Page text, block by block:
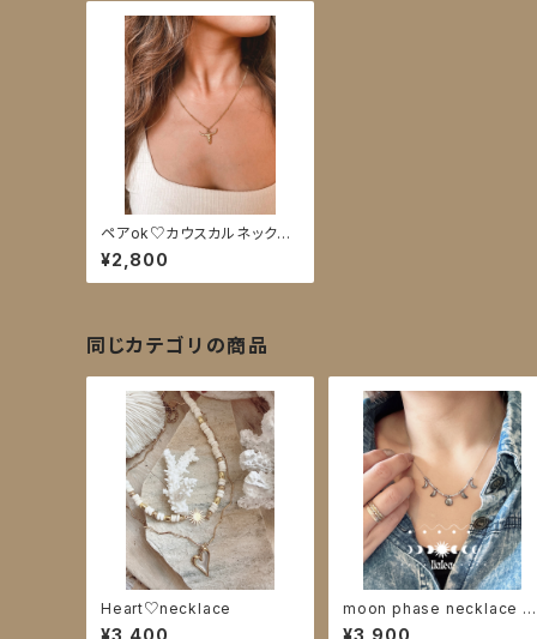
ペアok♡カウスカルネックレ
ス✴︎ladies
¥2,800
同じカテゴリの商品
Heart♡necklace
¥3,400
moon phase necklace sil
ver
¥3,900